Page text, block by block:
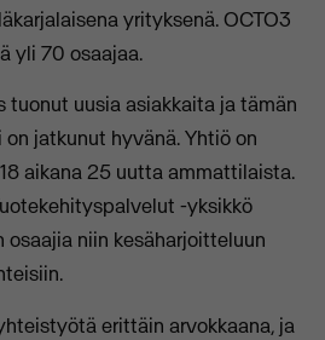
yrityksenä. OCTO3
yli 70 osaajaa.
tuonut uusia asiakkaita ja tämän
jatkunut hyvänä. Yhtiö on
aikana 25 uutta ammattilaista.
-yksikkö
osaajia niin kesäharjoitteluun
erittäin arvokkaana, ja